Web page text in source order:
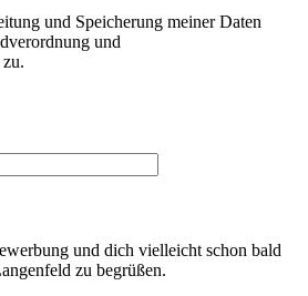
und Speicherung meiner Daten
und
und dich vielleicht schon bald
zu begrüßen.